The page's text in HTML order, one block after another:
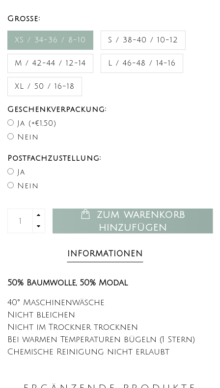
Große:
XS / 34-36 / 8-10 S / 38-40 / 10-12
M / 42-44 / 12-14 L / 46-48 / 14-16
XL / 50 / 16-18
Geschenkverpackung:
Ja (+€1,50)
Nein
Postfachzustellung:
Ja
Nein
ZUM WARENKORB
HINZUFÜGEN
INFORMATIONEN
50% Baumwolle, 50% Modal
40° Maschinenwäsche
Nicht bleichen
Nicht im Trockner trocknen
Bei warmen Temperaturen bügeln (1 Stern)
Chemische Reinigung nicht erlaubt